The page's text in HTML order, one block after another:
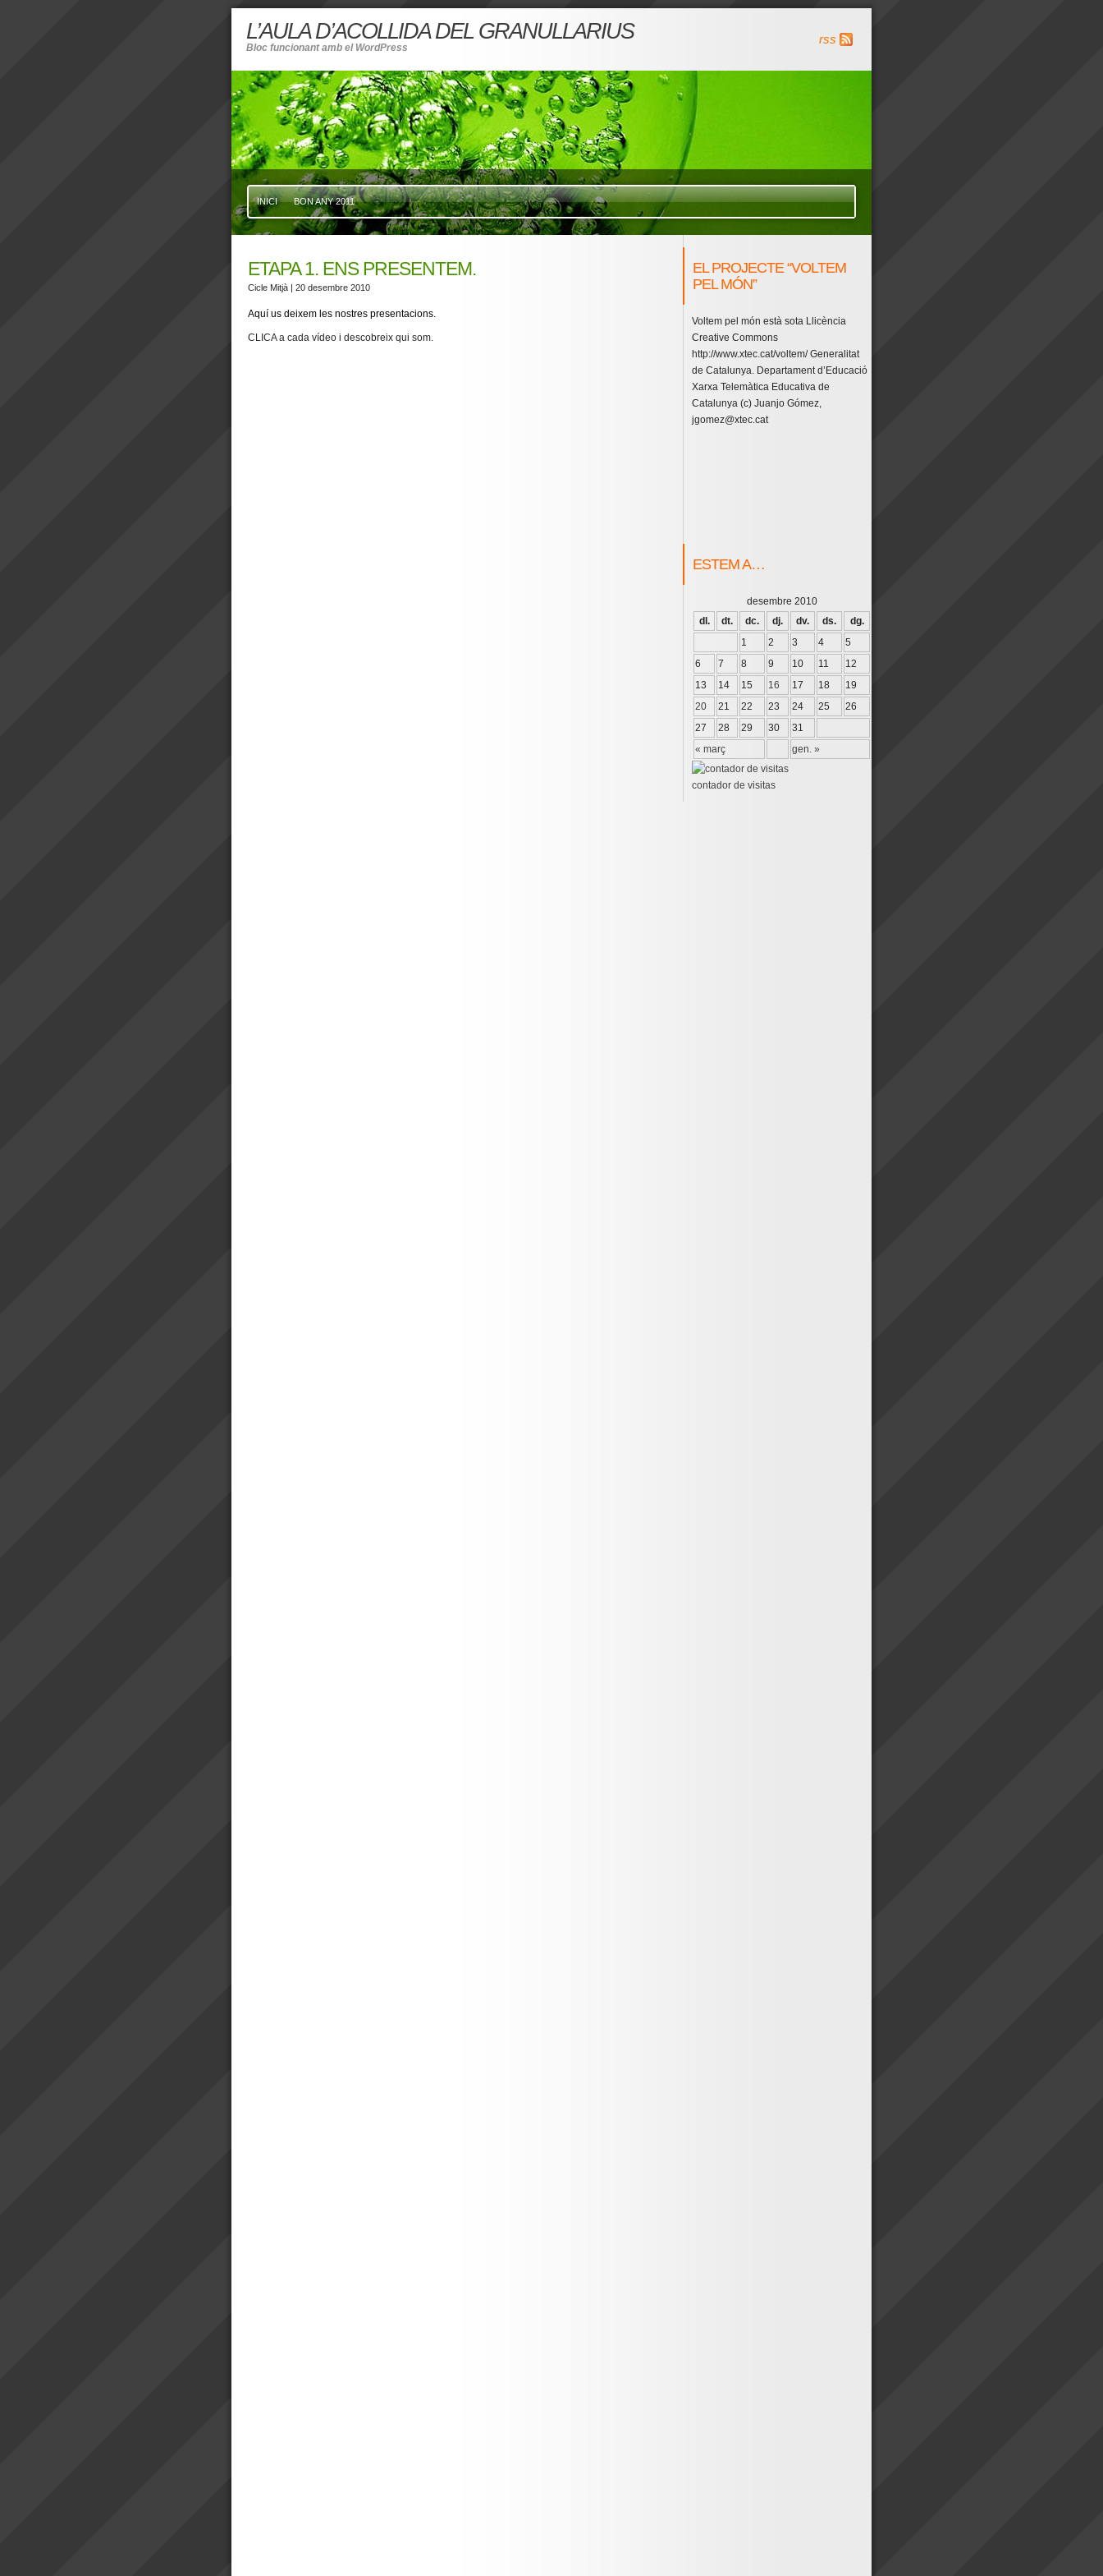
L’AULA D’ACOLLIDA DEL GRANULLARIUS
Bloc funcionant amb el WordPress
rss
INICI BON ANY 2011
ETAPA 1. ENS PRESENTEM.
Cicle Mitjà | 20 desembre 2010
Aquí us deixem les nostres presentacions.
CLICA a cada vídeo i descobreix qui som.
EL PROJECTE “VOLTEM
PEL MÓN”
Voltem pel món està sota Llicència
Creative Commons
http://www.xtec.cat/voltem/ Generalitat
de Catalunya. Departament d’Educació
Xarxa Telemàtica Educativa de
Catalunya (c) Juanjo Gómez,
jgomez@xtec.cat
ESTEM A…
desembre 2010
dl.
dt. dc. dj. dv. ds. dg.
« març gen. »
1 2 3 4
5
6
7 8 9 10 11
12
13
14 15 16 17 18
19
20
21 22 23 24 25
26
27
28 29 30 31
contador de visitas